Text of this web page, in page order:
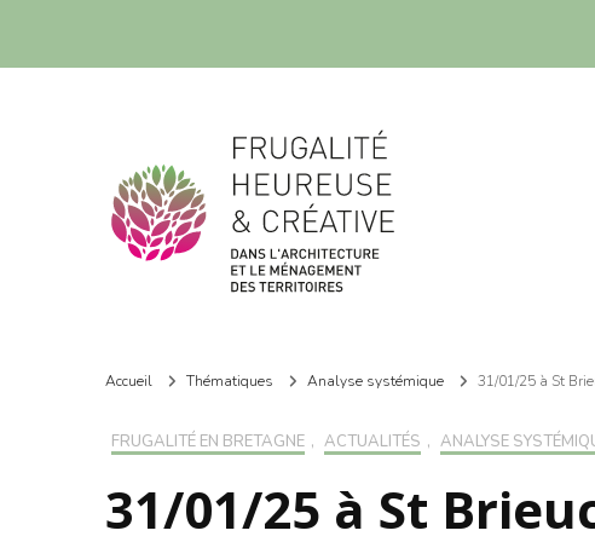
Frugalité dans l'architecture et le ménagement des territoires
Accueil Thématiques Analyse systémique 31/01/25 à St
FRUGALITÉ EN BRETAGNE , ACTUALITÉS , ANALYSE
31/01/25 à St